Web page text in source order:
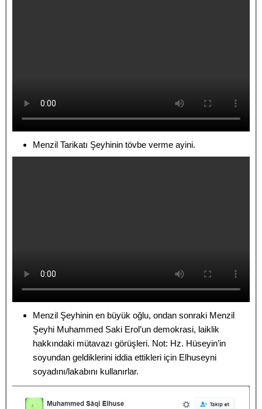
Menzil Tarikatı Şeyhinin tövbe verme ayini.
Menzil Şeyhinin en büyük oğlu, ondan sonraki Menzil
Şeyhi Muhammed Saki Erol’un demokrasi, laiklik
hakkındaki mütavazı görüşleri. Not: Hz. Hüseyin’in
soyundan geldiklerini iddia ettikleri için Elhuseyni
soyadını/lakabını kullanırlar.